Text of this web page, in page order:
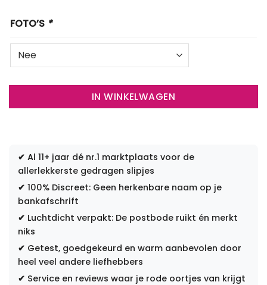
FOTO’S *
IN WINKELWAGEN
✔ Al 11+ jaar dé nr.1 marktplaats voor de
allerlekkerste gedragen slipjes
✔ 100% Discreet: Geen herkenbare naam op je
bankafschrift
✔ Luchtdicht verpakt: De postbode ruikt én merkt
niks
✔ Getest, goedgekeurd en warm aanbevolen door
heel veel andere liefhebbers
✔ Service en reviews waar je rode oortjes van krijgt